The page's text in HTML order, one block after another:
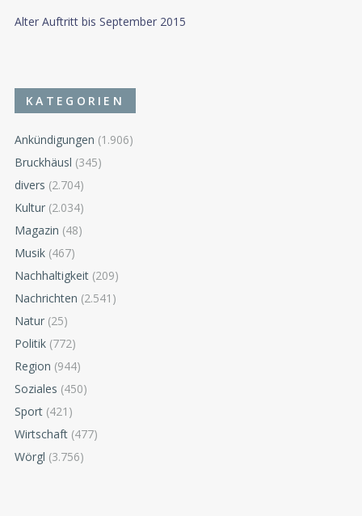
Alter Auftritt bis September 2015
KATEGORIEN
Ankündigungen (1.906)
Bruckhäusl (345)
divers (2.704)
Kultur (2.034)
Magazin (48)
Musik (467)
Nachhaltigkeit (209)
Nachrichten (2.541)
Natur (25)
Politik (772)
Region (944)
Soziales (450)
Sport (421)
Wirtschaft (477)
Wörgl (3.756)